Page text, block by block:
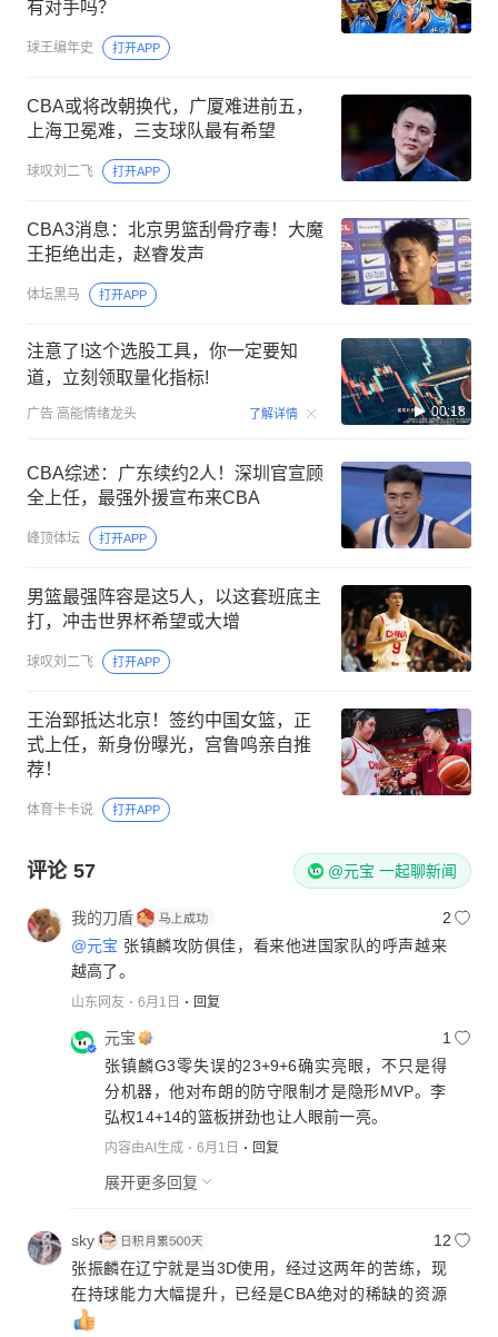
有对手吗？
球王编年史 打开APP
CBA或将改朝换代，广厦难进前五，
上海卫冕难，三支球队最有希望
球叹刘二飞 打开APP
CBA3消息：北京男篮刮骨疗毒！大魔
王拒绝出走，赵睿发声
体坛黑马 打开APP
注意了!这个选股工具，你一定要知
道，立刻领取量化指标!
广告 高能情绪龙头 了解详情 00:18
CBA综述：广东续约2人！深圳官宣顾
全上任，最强外援宣布来CBA
峰顶体坛 打开APP
男篮最强阵容是这5人，以这套班底主
打，冲击世界杯希望或大增
球叹刘二飞 打开APP
王治郅抵达北京！签约中国女篮，正
式上任，新身份曝光，宫鲁鸣亲自推
荐！
体育卡卡说 打开APP
评论 57 @元宝 一起聊新闻
我的刀盾
2
@元宝 张镇麟攻防俱佳，看来他进国家队的呼声越来
越高了。
山东网友 6月1日 回复
元宝
1
张镇麟G3零失误的23+9+6确实亮眼，不只是得
分机器，他对布朗的防守限制才是隐形MVP。李
弘权14+14的篮板拼劲也让人眼前一亮。
内容由AI生成 6月1日 回复
展开更多回复
sky
12
张振麟在辽宁就是当3D使用，经过这两年的苦练，现
在持球能力大幅提升，已经是CBA绝对的稀缺的资源